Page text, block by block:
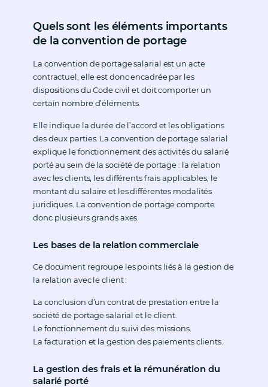
Quels sont les éléments importants
de la convention de portage
La convention de portage salarial est un acte
contractuel, elle est donc encadrée par les
dispositions du Code civil et doit comporter un
certain nombre d’éléments.
Elle indique la durée de l’accord et les obligations
des deux parties. La convention de portage salarial
explique le fonctionnement des activités du salarié
porté au sein de la société de portage : la relation
avec les clients, les différents frais applicables, le
montant du salaire et les différentes modalités
juridiques. La convention de portage comporte
donc plusieurs grands axes.
Les bases de la relation commerciale
Ce document regroupe les points liés à la gestion de
la relation avec le client :
La conclusion d’un contrat de prestation entre la
société de portage salarial et le client.
Le fonctionnement du suivi des missions.
La facturation et la gestion des paiements clients.
La gestion des frais et la rémunération du
salarié porté